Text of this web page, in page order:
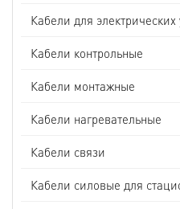
Кабели для электрических
Кабели контрольные
Кабели монтажные
Кабели нагревательные
Кабели связи
Кабели силовые для